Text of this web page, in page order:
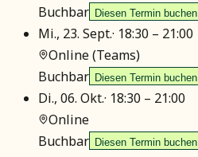
Buchbar Diesen Termin buchen
Mi., 23. Sept.· 18:30 – 21:00
Online (Teams)
Buchbar Diesen Termin buchen
Di., 06. Okt.· 18:30 – 21:00
Online
Buchbar Diesen Termin buchen